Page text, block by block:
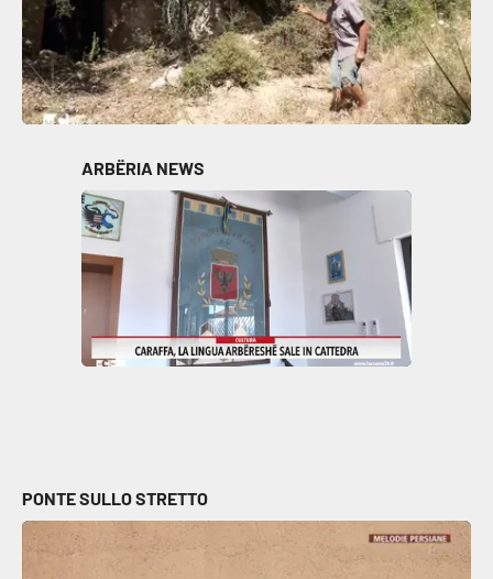
ARBËRIA NEWS
PONTE SULLO STRETTO